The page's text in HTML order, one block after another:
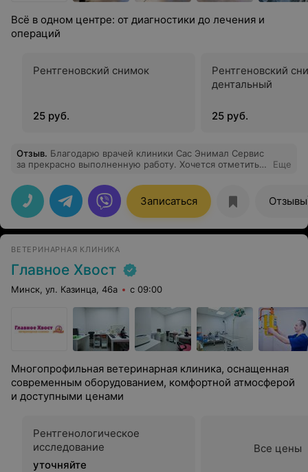
Всё в одном центре: от диагностики до лечения и
операций
Рентгеновский снимок
25 руб.
Рентгеновский
дентальный
25 руб.
Отзыв. Благодарю врачей клиники Сас Энимал Сервис
за прекрасно выполненную работу. Хочется отметить
реаниматологов. У меня питомец с непростым
характером, но у них всё получилось! Были даны
подробные рекомендации по послеоперационому
уходу, а также оказано консультативное
сопровождение. Обращались к Лапко Филиппу
зубами, в очередной раз он вернул мне спокойствие, а
моему котику комфорт и сияющие глазки. Рекомендую
данную клинику для посещения.
Еще
Записаться Отзывы
ВЕТЕРИНАРНАЯ КЛИНИКА
Главное Хвост
Минск, ул. Казинца, 46а с 09:00
Многопрофильная ветеринарная клиника, оснащенная
современным оборудованием, комфортной атмосферой
и доступными ценами
Рентгенологическое
исследование
уточняйте
Все цены